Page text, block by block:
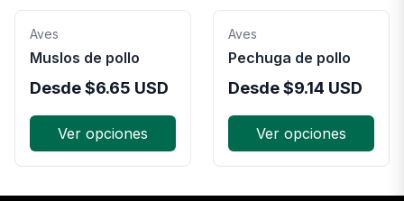
Aves
Muslos de pollo
Desde$6.65 USD
Ver opciones
Aves
Pechuga de pollo
Desde$9.14 USD
Ver opciones